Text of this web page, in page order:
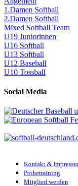
1.Damen Softball
2.Damen Softball
Mixed Softball Team
U19 Juniorinnen
U16 Softball
U13 Softball
U12 Baseball
U10 Tossball
Social Media
Kontakt &
Probetraining
Mitglied werden